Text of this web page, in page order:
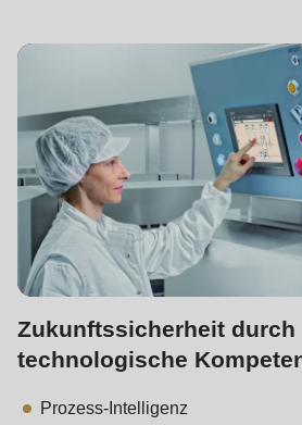
Zukunftssicherheit durch
technologische
Prozess-Intelligenz